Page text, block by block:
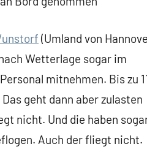
(Umland von
Wetterlage sogar im
mitnehmen. Bis zu
geht dann aber zulasten
nicht. Und die haben
Auch der fliegt nicht.